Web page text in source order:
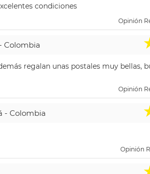
condiciones
Opinión
Colombia
regalan unas postales muy bellas,
Opinión
- Colombia
Opinión